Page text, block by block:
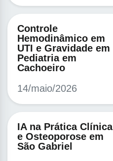
Controle
Hemodinâmico em
UTI e Gravidade em
Pediatria em
Cachoeiro
14/maio/2026
IA na Prática Clínica
e Osteoporose em
São Gabriel